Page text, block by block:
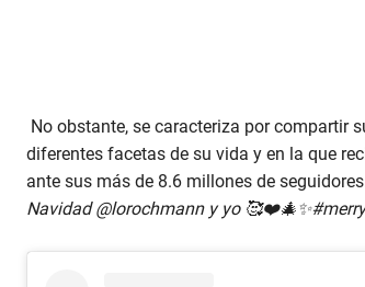
No obstante, se caracteriza por compartir
diferentes facetas de su vida y en la que
ante sus más de 8.6 millones de
Navidad @lorochmann y yo